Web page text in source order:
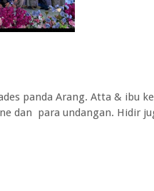
panda Arang. Atta & ibu
dan para undangan. Hidir